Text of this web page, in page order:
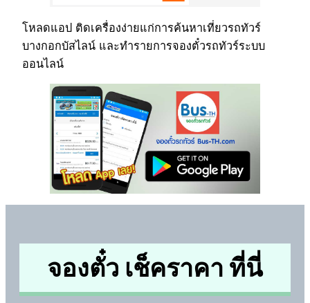
โหลดแอป ติดเครื่องง่ายแก่การค้นหาเที่ยวรถทัวร์
บางกอกบัสไลน์ และทำรายการจองตั๋วรถทัวร์ระบบ
ออนไลน์
จองตั๋ว เช็คราคา ที่นี่